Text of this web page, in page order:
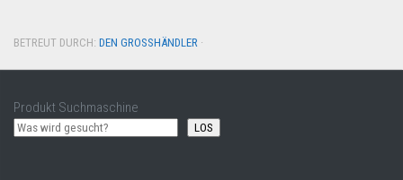
BETREUT DURCH: DEN GROSSHÄNDLER ·
Produkt Suchmaschine
LOS